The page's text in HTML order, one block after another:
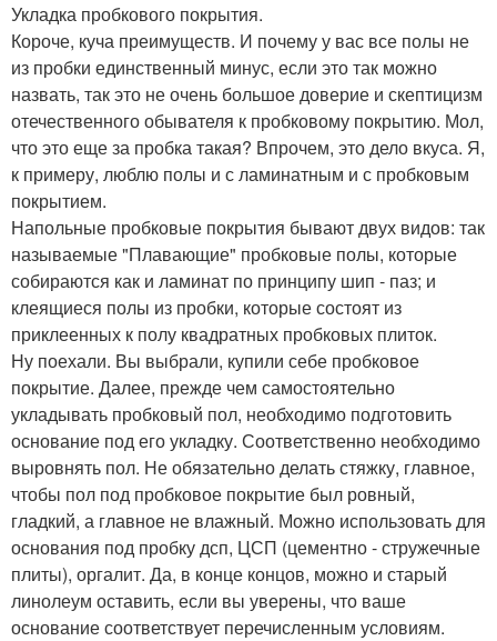
Укладка пробкового покрытия.
Короче, куча преимуществ. И почему у вас все полы не
из пробки единственный минус, если это так можно
назвать, так это не очень большое доверие и скептицизм
отечественного обывателя к пробковому покрытию. Мол,
что это еще за пробка такая? Впрочем, это дело вкуса. Я,
к примеру, люблю полы и с ламинатным и с пробковым
покрытием.
Напольные пробковые покрытия бывают двух видов: так
называемые "Плавающие" пробковые полы, которые
собираются как и ламинат по принципу шип - паз; и
клеящиеся полы из пробки, которые состоят из
приклеенных к полу квадратных пробковых плиток.
Ну поехали. Вы выбрали, купили себе пробковое
покрытие. Далее, прежде чем самостоятельно
укладывать пробковый пол, необходимо подготовить
основание под его укладку. Соответственно необходимо
выровнять пол. Не обязательно делать стяжку, главное,
чтобы пол под пробковое покрытие был ровный,
гладкий, а главное не влажный. Можно использовать для
основания под пробку дсп, ЦСП (цементно - стружечные
плиты), оргалит. Да, в конце концов, можно и старый
линолеум оставить, если вы уверены, что ваше
основание соответствует перечисленным условиям.